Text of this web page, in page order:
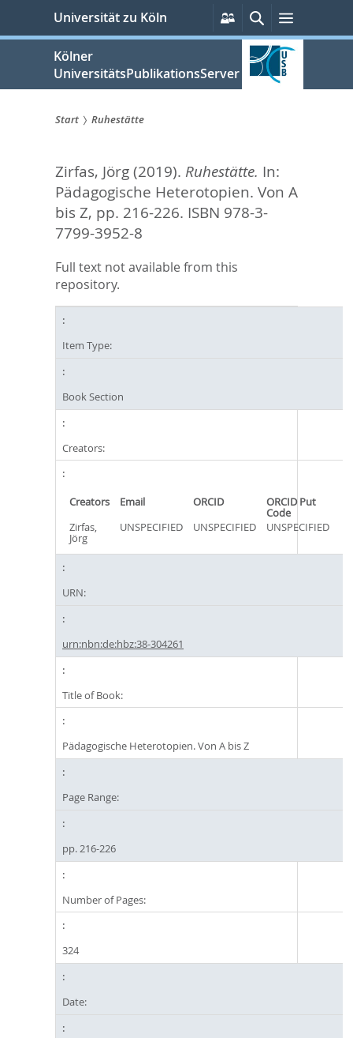
springen
Universität zu Köln
Persönliche
Services
SucheMenü
Kölner
UniversitätsPublikationsServer
sind
hier:
Start Ruhestätte
Zirfas, Jörg(2019). Ruhestätte. In:
Pädagogische Heterotopien. Von A
bis Z, pp. 216-226. ISBN 978-3-
7799-3952-8
Full text not available from this
repository.
Item Type:
Book Section
Creators:
Creators Email ORCID ORCID Put
Code
Zirfas,
Jörg
UNSPECIFIED UNSPECIFIED UNSPECIFIED
URN:
urn:nbn:de:hbz:38-304261
Title of Book:
Pädagogische Heterotopien. Von A bis Z
Page Range:
pp. 216-226
Number of Pages:
324
Date: